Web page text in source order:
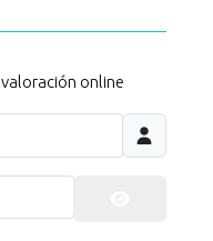
valoración online